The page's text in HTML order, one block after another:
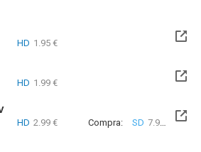
el Lun, 09 Nov 2026 (Quedan 3 meses)
HD 1.95 €
HD 1.99 €
HD 2.99 € Compra: SD 7.99 € HD